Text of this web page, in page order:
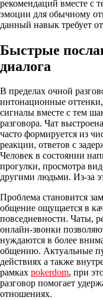
рекомендаций вместе с
эмоции для обычному
данный навык требует
Быстрые
диалога
В пределах очной
интонационные
сигналы вместе с тем
разговора. Чат
часто формируется из
реакции, ответов с
Человек в состоянии
прогулки, просмотра
другими людьми. Из-за
Проблема становится
общение ощущается в
повседневности. Чаты,
онлайн-звонки
нуждаются в более
общению. Актуальные
действиях а также
рамках pokerdom, при
разговор помогает
отношениях.